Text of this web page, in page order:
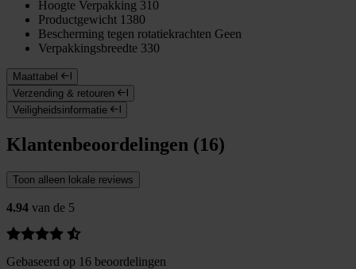
Hoogte Verpakking 310
Productgewicht 1380
Bescherming tegen rotatiekrachten Geen
Verpakkingsbreedte 330
Maattabel
Verzending & retouren
Veiligheidsinformatie
Klantenbeoordelingen (16)
Toon alleen lokale reviews
4.94 van de 5
Gebaseerd op 16 beoordelingen